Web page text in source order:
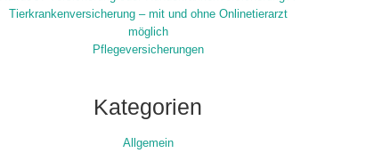
Tierkrankenversicherung – mit und ohne Onlinetierarzt
möglich
Pflegeversicherungen
Kategorien
Allgemein